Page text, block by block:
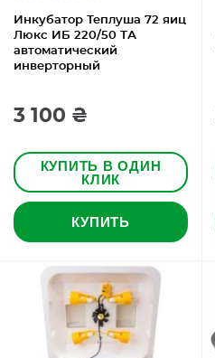
Инкубатор Теплуша 72 яиц
Люкс ИБ 220/50 ТА
автоматический
инверторный
3 100 ₴
КУПИТЬ В ОДИН
КЛИК
КУПИТЬ